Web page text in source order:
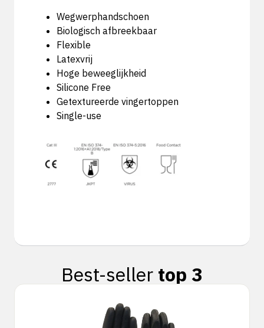
Wegwerphandschoen
Biologisch afbreekbaar
Flexible
Latexvrij
Hoge beweeglijkheid
Silicone Free
Getextureerde vingertoppen
Single-use
Best-seller top 3